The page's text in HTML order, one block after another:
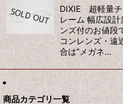
DIXIE 超軽量
レーム 幅広設
ンズ付のお値段
コンレンズ・遠
合は”メガネ…
商品カテゴリ一覧